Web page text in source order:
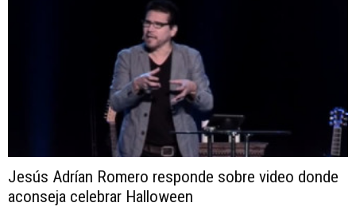
Jesús Adrían Romero responde sobre video donde
aconseja celebrar Halloween